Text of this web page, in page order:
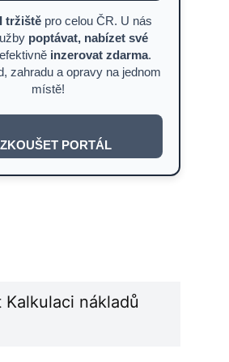
tržiště pro celou ČR. U nás
poptávat, nabízet své
inzerovat zdarma.
zahradu a opravy na jednom
místě!
PORTÁL
nákladů